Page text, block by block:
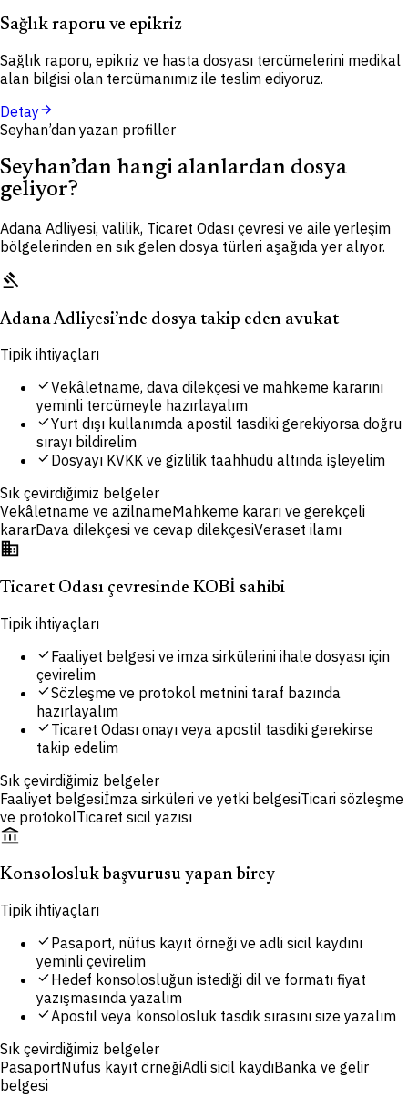
Sağlık raporu ve epikriz
Sağlık raporu, epikriz ve hasta dosyası tercümelerini medikal
alan bilgisi olan tercümanımız ile teslim ediyoruz.
Detayarrow_forward
Seyhan’dan yazan profiller
Seyhan’dan hangi alanlardan dosya
geliyor?
Adana Adliyesi, valilik, Ticaret Odası çevresi ve aile yerleşim
bölgelerinden en sık gelen dosya türleri aşağıda yer alıyor.
gavel
Adana Adliyesi’nde dosya takip eden avukat
Tipik ihtiyaçları
checkVekâletname, dava dilekçesi ve mahkeme kararını
yeminli tercümeyle hazırlayalım
checkYurt dışı kullanımda apostil tasdiki gerekiyorsa doğru
sırayı bildirelim
checkDosyayı KVKK ve gizlilik taahhüdü altında işleyelim
Sık çevirdiğimiz belgeler
Vekâletname ve azilnameMahkeme kararı ve gerekçeli
kararDava dilekçesi ve cevap dilekçesiVeraset ilamı
domain
Ticaret Odası çevresinde KOBİ sahibi
Tipik ihtiyaçları
checkFaaliyet belgesi ve imza sirkülerini ihale dosyası için
çevirelim
checkSözleşme ve protokol metnini taraf bazında
hazırlayalım
checkTicaret Odası onayı veya apostil tasdiki gerekirse
takip edelim
Sık çevirdiğimiz belgeler
Faaliyet belgesiİmza sirküleri ve yetki belgesiTicari sözleşme
ve protokolTicaret sicil yazısı
account_balance
Konsolosluk başvurusu yapan birey
Tipik ihtiyaçları
checkPasaport, nüfus kayıt örneği ve adli sicil kaydını
yeminli çevirelim
checkHedef konsolosluğun istediği dil ve formatı fiyat
yazışmasında yazalım
checkApostil veya konsolosluk tasdik sırasını size yazalım
Sık çevirdiğimiz belgeler
PasaportNüfus kayıt örneğiAdli sicil kaydıBanka ve gelir
belgesi